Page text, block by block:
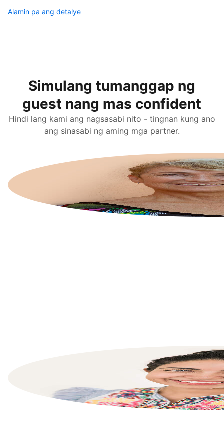
Alamin pa ang detalye
Simulang tumanggap ng
guest nang mas confident
Hindi lang kami ang nagsasabi nito - tingnan kung ano
ang sinasabi ng aming mga partner.